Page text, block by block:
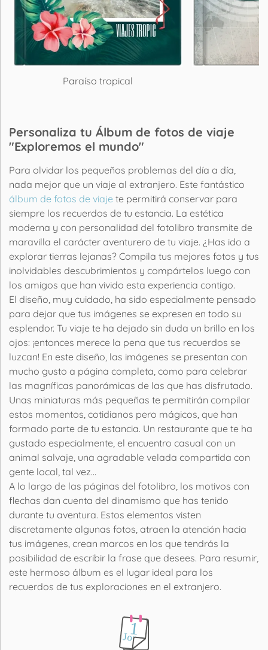
Paraíso tropical
Personaliza tu Álbum de fotos de viaje
"Exploremos el mundo"
Para olvidar los pequeños problemas del día a día,
nada mejor que un viaje al extranjero. Este fantástico
álbum de fotos de viaje te permitirá conservar para
siempre los recuerdos de tu estancia. La estética
moderna y con personalidad del fotolibro transmite de
maravilla el carácter aventurero de tu viaje. ¿Has ido a
explorar tierras lejanas? Compila tus mejores fotos y tus
inolvidables descubrimientos y compártelos luego con
los amigos que han vivido esta experiencia contigo.
El diseño, muy cuidado, ha sido especialmente pensado
para dejar que tus imágenes se expresen en todo su
esplendor. Tu viaje te ha dejado sin duda un brillo en los
ojos: ¡entonces merece la pena que tus recuerdos se
luzcan! En este diseño, las imágenes se presentan con
mucho gusto a página completa, como para celebrar
las magníficas panorámicas de las que has disfrutado.
Unas miniaturas más pequeñas te permitirán compilar
estos momentos, cotidianos pero mágicos, que han
formado parte de tu estancia. Un restaurante que te ha
gustado especialmente, el encuentro casual con un
animal salvaje, una agradable velada compartida con
gente local, tal vez...
A lo largo de las páginas del fotolibro, los motivos con
flechas dan cuenta del dinamismo que has tenido
durante tu aventura. Estos elementos visten
discretamente algunas fotos, atraen la atención hacia
tus imágenes, crean marcos en los que tendrás la
posibilidad de escribir la frase que desees. Para resumir,
este hermoso álbum es el lugar ideal para los
recuerdos de tus exploraciones en el extranjero.